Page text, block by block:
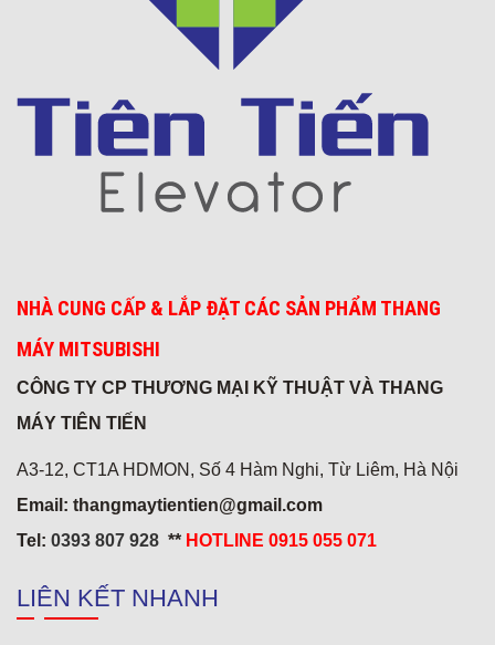
NHÀ CUNG CẤP & LẮP ĐẶT CÁC SẢN PHẨM THANG
MÁY MITSUBISHI
CÔNG TY CP THƯƠNG MẠI KỸ THUẬT VÀ THANG
MÁY TIÊN TIẾN
A3-12, CT1A HDMON, Số 4 Hàm Nghi, Từ Liêm, Hà Nội
Email: thangmaytientien@gmail.com
Tel: 0393 807 928 ** HOTLINE 0915 055 071
LIÊN KẾT NHANH